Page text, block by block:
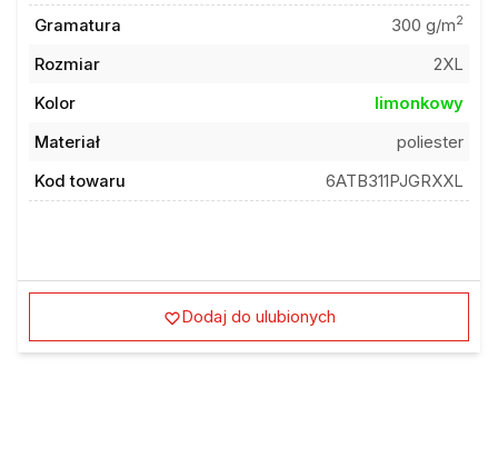
Gramatura 300 g/m2
Rozmiar
2XL
Kolor
limonkowy
Materiał
poliester
Kod towaru
6ATB311PJGRXXL
Dodaj do ulubionych